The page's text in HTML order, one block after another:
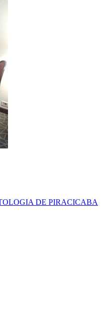
DE PIRACICABA